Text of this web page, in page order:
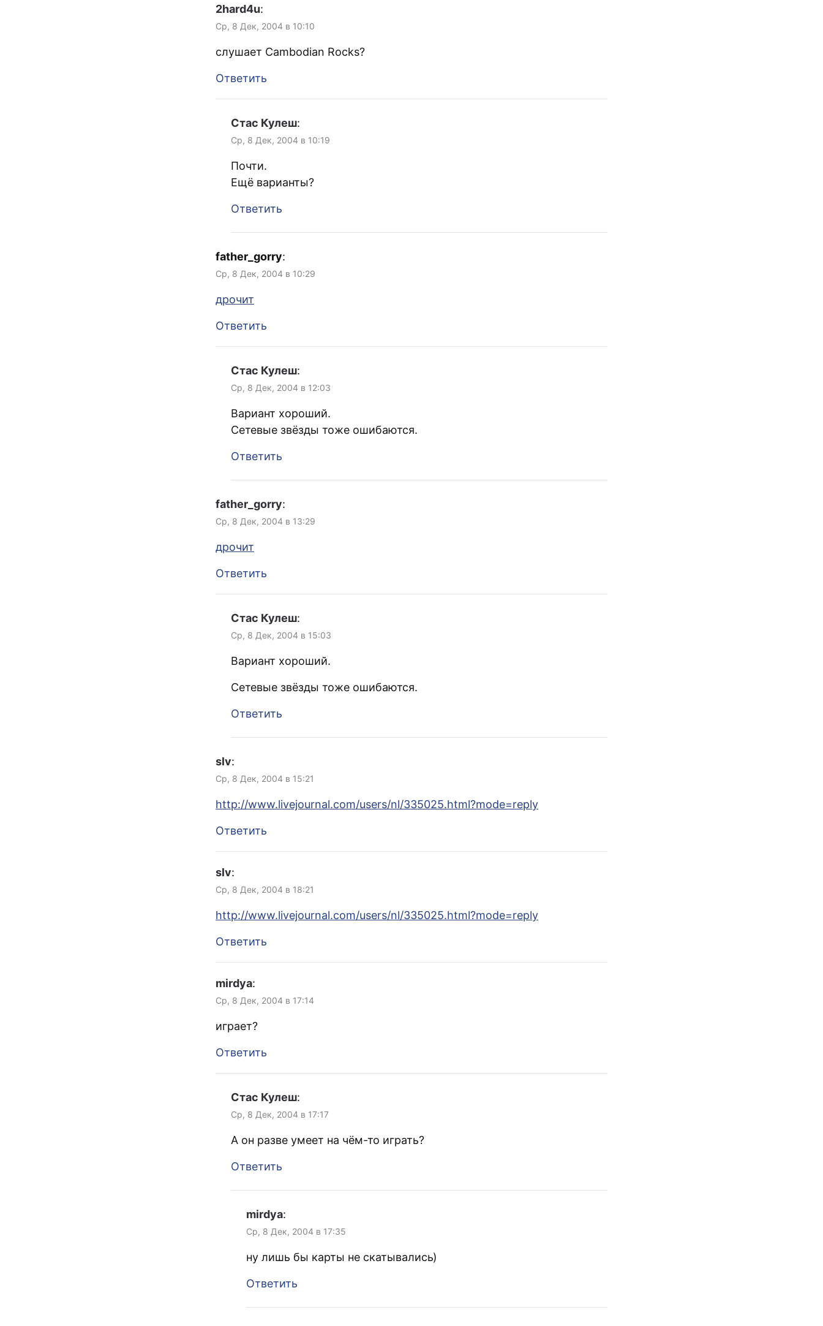
2hard4u:
Ср, 8 Дек, 2004 в 10:10
слушает Cambodian Rocks?
Ответить
Стас Кулеш:
Ср, 8 Дек, 2004 в 10:19
Почти.
Ещё варианты?
Ответить
father_gorry:
Ср, 8 Дек, 2004 в 10:29
дрочит
Ответить
Стас Кулеш:
Ср, 8 Дек, 2004 в 12:03
Вариант хороший.
Сетевые звёзды тоже ошибаются.
Ответить
father_gorry:
Ср, 8 Дек, 2004 в 13:29
дрочит
Ответить
Стас Кулеш:
Ср, 8 Дек, 2004 в 15:03
Вариант хороший.
Сетевые звёзды тоже ошибаются.
Ответить
slv:
Ср, 8 Дек, 2004 в 15:21
http://www.livejournal.com/users/nl/335025.html?mode=reply
Ответить
slv:
Ср, 8 Дек, 2004 в 18:21
http://www.livejournal.com/users/nl/335025.html?mode=reply
Ответить
mirdya:
Ср, 8 Дек, 2004 в 17:14
играет?
Ответить
Стас Кулеш:
Ср, 8 Дек, 2004 в 17:17
А он разве умеет на чём-то играть?
Ответить
mirdya:
Ср, 8 Дек, 2004 в 17:35
ну лишь бы карты не скатывались)
Ответить